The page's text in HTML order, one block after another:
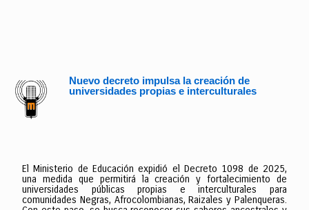
Nuevo decreto impulsa la creación de
universidades propias e interculturales
El Ministerio de Educación expidió el Decreto 1098 de 2025,
una medida que permitirá la creación y fortalecimiento de
universidades públicas propias e interculturales para
comunidades Negras, Afrocolombianas, Raizales y Palenqueras.